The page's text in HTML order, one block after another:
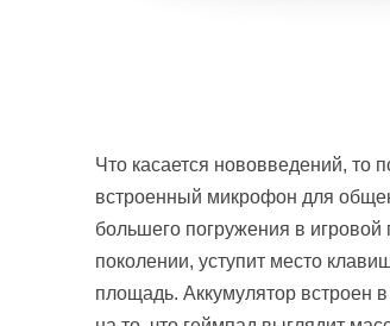
Что касается нововведений, то
встроенный микрофон для
большего погружения в
поколении, уступит место
площадь. Аккумулятор встроен